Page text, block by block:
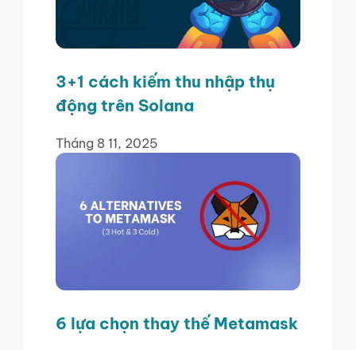
3+1 cách kiếm thu nhập thụ
động trên Solana
Tháng 8 11, 2025
6 lựa chọn thay thế Metamask